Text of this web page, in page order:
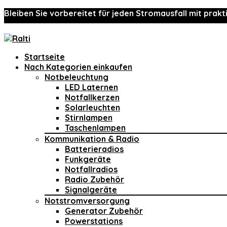
Bleiben Sie vorbereitet für jeden Stromausfall mit
Startseite
Nach Kategorien einkaufen
Notbeleuchtung
LED Laternen
Notfallkerzen
Solarleuchten
Stirnlampen
Taschenlampen
Kommunikation & Radio
Batterieradios
Funkgeräte
Notfallradios
Radio Zubehör
Signalgeräte
Notstromversorgung
Generator Zubehör
Powerstations